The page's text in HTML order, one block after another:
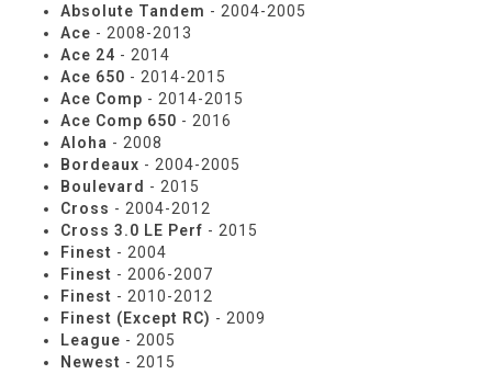
Absolute Tandem - 2004-2005
Ace - 2008-2013
Ace 24 - 2014
Ace 650 - 2014-2015
Ace Comp - 2014-2015
Ace Comp 650 - 2016
Aloha - 2008
Bordeaux - 2004-2005
Boulevard - 2015
Cross - 2004-2012
Cross 3.0 LE Perf - 2015
Finest - 2004
Finest - 2006-2007
Finest - 2010-2012
Finest (Except RC) - 2009
League - 2005
Newest - 2015